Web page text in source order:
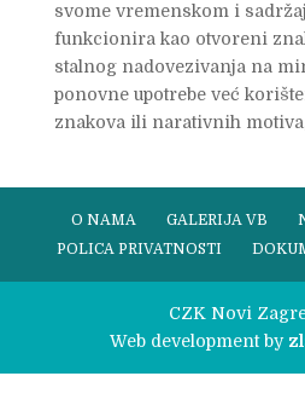
svome vremenskom i
funkcionira kao otvoreni
stalnog nadovezivanja na
ponovne upotrebe već
znakova ili narativnih
O NAMA GALERIJA VB
POLICA PRIVATNOSTI
CZK Novi
Web development by